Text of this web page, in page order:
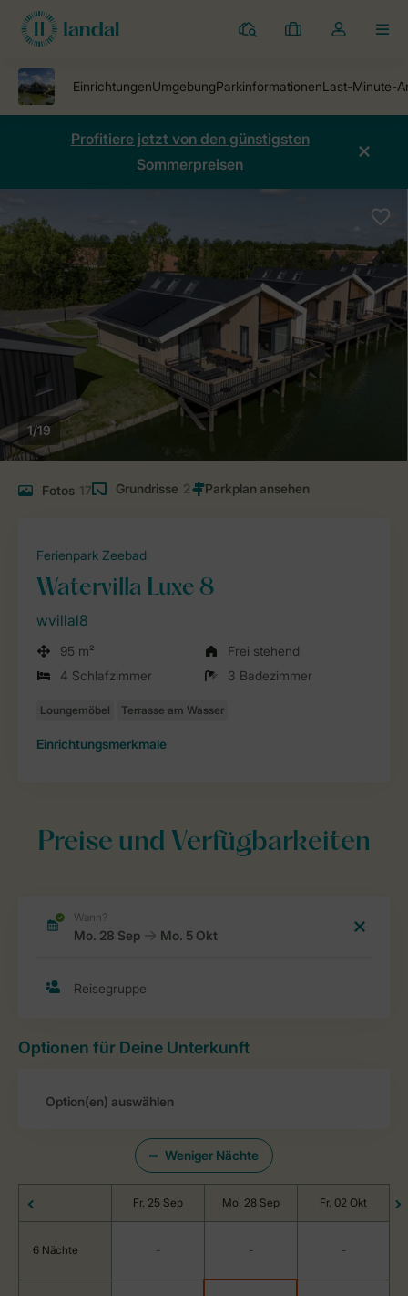
Ferienparks
Meine
Dropdown-
öffnen
Profitiere jetzt von den günstigsten
Sommerpreisen
1/19
Fotos 17 Grundrisse 2
Ferienpark Zeebad
Watervilla Luxe 8
wvillal8
95 m²
Frei stehend
4 Schlafzimmer
3 Badezimmer
Einrichtungsmerkmale
Preise und Verfügbarkeiten
Optionen für Deine Unterkunft
Weniger Nächte
Fr. 25 Sep Mo. 28 Sep Fr. 02 Okt
6 Nächte - - -